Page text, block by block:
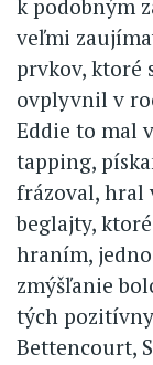
k podobným
veľmi
prvkov, ktoré
ovplyvnil v
Eddie to mal
tapping,
frázoval, hral
beglajty,
hraním,
zmýšľanie
tých
Bettencourt,